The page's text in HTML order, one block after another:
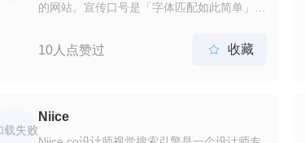
的题目或关键词来查找相关的论文信息。
的网站。宣传口号是「字体匹配如此简单」。
击几次鼠标，我们就可以得到全新的字体生成
设计。
10人点赞过  收藏
载失败
Niice